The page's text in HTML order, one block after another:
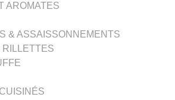
AROMATES
& ASSAISSONNEMENTS
RILLETTES